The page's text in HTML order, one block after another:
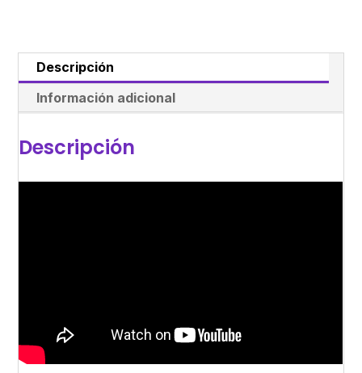
Descripción
Información adicional
Descripción